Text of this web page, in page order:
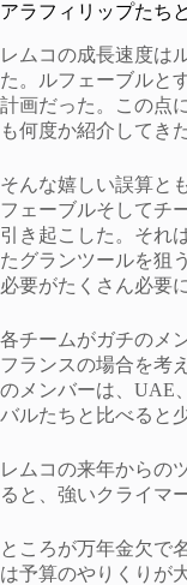
アラフィリップたち
レムコの成長速度は
た。ルフェーブルと
計画だった。この点
も何度か紹介してきた
そんな嬉しい誤算と
フェーブルそしてチ
引き起こした。それ
たグランツールを狙
必要がたくさん必要
各チームがガチのメ
フランスの場合を考
のメンバーは、UAE
バルたちと比べると
レムコの来年からの
ると、強いクライマ
ところが万年金欠で
は予算のやりくりが